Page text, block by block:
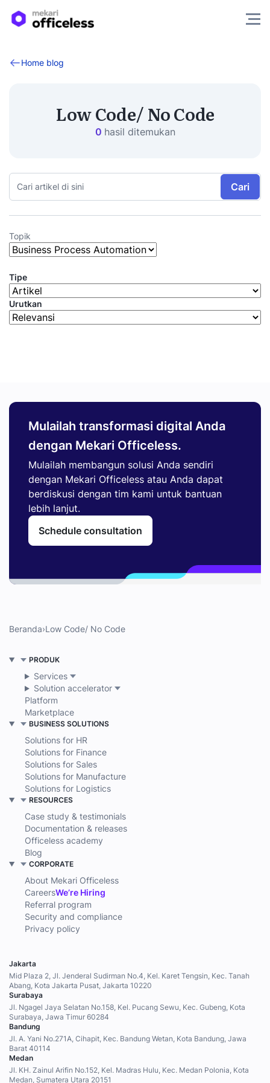
Home blog
Low Code/ No Code
0 hasil ditemukan
Cari
Topik
Tipe
Urutkan
Mulailah transformasi digital Anda
dengan Mekari Officeless.
Mulailah membangun solusi Anda sendiri
dengan Mekari Officeless atau Anda dapat
berdiskusi dengan tim kami untuk bantuan
lebih lanjut.
Schedule consultation
Beranda›Low Code/ No Code
PRODUK
Services
Solution accelerator
Platform
Marketplace
BUSINESS SOLUTIONS
Solutions for HR
Solutions for Finance
Solutions for Sales
Solutions for Manufacture
Solutions for Logistics
RESOURCES
Case study & testimonials
Documentation & releases
Officeless academy
Blog
CORPORATE
About Mekari Officeless
CareersWe’re Hiring
Referral program
Security and compliance
Privacy policy
Jakarta
Mid Plaza 2, Jl. Jenderal Sudirman No.4, Kel. Karet Tengsin, Kec. Tanah
Abang, Kota Jakarta Pusat, Jakarta 10220
Surabaya
Jl. Ngagel Jaya Selatan No.158, Kel. Pucang Sewu, Kec. Gubeng, Kota
Surabaya, Jawa Timur 60284
Bandung
Jl. A. Yani No.271A, Cihapit, Kec. Bandung Wetan, Kota Bandung, Jawa
Barat 40114
Medan
Jl. KH. Zainul Arifin No.152, Kel. Madras Hulu, Kec. Medan Polonia, Kota
Medan, Sumatera Utara 20151